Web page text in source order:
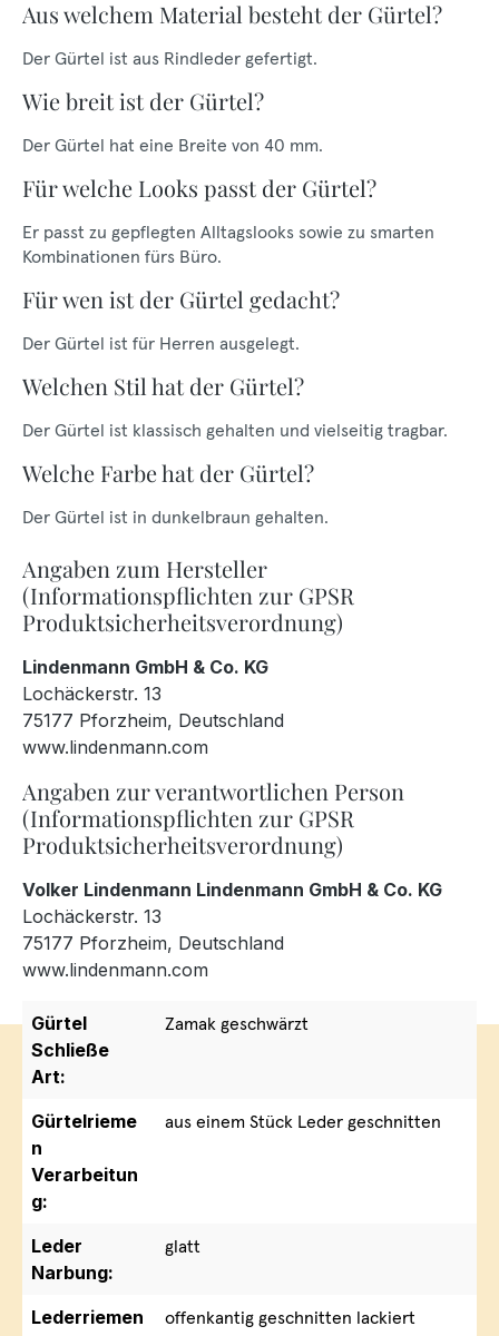
Aus welchem Material besteht der Gürtel?
Der Gürtel ist aus Rindleder gefertigt.
Wie breit ist der Gürtel?
Der Gürtel hat eine Breite von 40 mm.
Für welche Looks passt der Gürtel?
Er passt zu gepflegten Alltagslooks sowie zu smarten
Kombinationen fürs Büro.
Für wen ist der Gürtel gedacht?
Der Gürtel ist für Herren ausgelegt.
Welchen Stil hat der Gürtel?
Der Gürtel ist klassisch gehalten und vielseitig tragbar.
Welche Farbe hat der Gürtel?
Der Gürtel ist in dunkelbraun gehalten.
Angaben zum Hersteller
(Informationspflichten zur GPSR
Produktsicherheitsverordnung)
Lindenmann GmbH & Co. KG
Lochäckerstr. 13
75177 Pforzheim, Deutschland
www.lindenmann.com
Angaben zur verantwortlichen Person
(Informationspflichten zur GPSR
Produktsicherheitsverordnung)
Volker Lindenmann Lindenmann GmbH & Co. KG
Lochäckerstr. 13
75177 Pforzheim, Deutschland
www.lindenmann.com
Gürtel
Schließe
Art:
Zamak geschwärzt
Gürtelrieme
n
Verarbeitun
g:
aus einem Stück Leder geschnitten
Leder
Narbung:
glatt
Lederriemen
offenkantig geschnitten lackiert